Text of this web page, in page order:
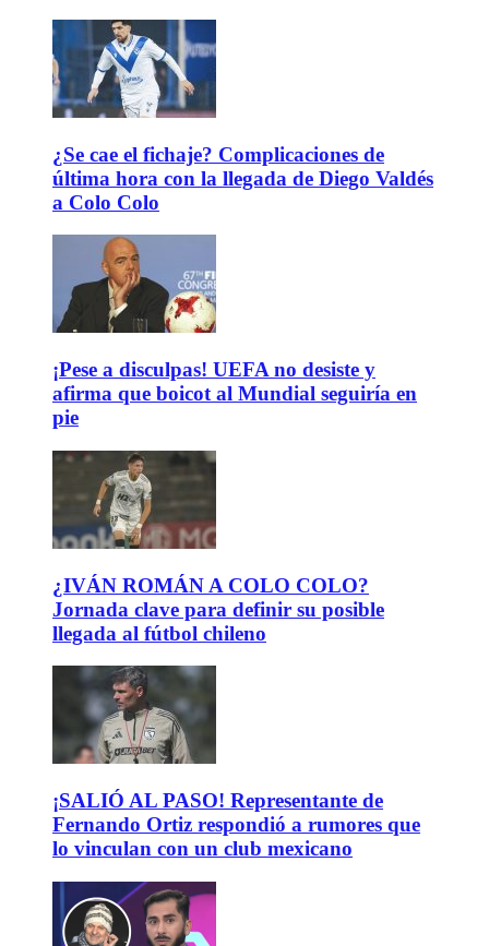
¿Se cae el fichaje? Complicaciones de
última hora con la llegada de Diego Valdés
a Colo Colo
¡Pese a disculpas! UEFA no desiste y
afirma que boicot al Mundial seguiría en
pie
¿IVÁN ROMÁN A COLO COLO?
Jornada clave para definir su posible
llegada al fútbol chileno
¡SALIÓ AL PASO! Representante de
Fernando Ortiz respondió a rumores que
lo vinculan con un club mexicano